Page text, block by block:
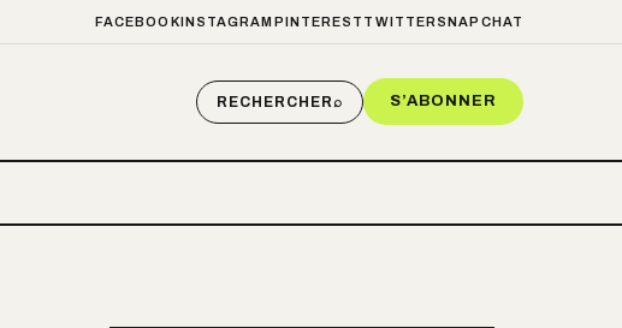
FACEBOOKINSTAGRAM PINTEREST TWITTER SNAPCHAT
RECHERCHER⌕ S’ABONNER